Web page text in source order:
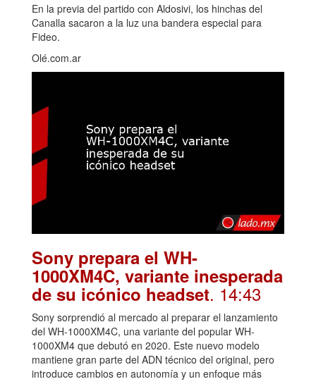
En la previa del partido con Aldosivi, los hinchas del
Canalla sacaron a la luz una bandera especial para
Fideo.
Olé.com.ar
Sony prepara el WH-
1000XM4C, variante inesperada
de su icónico headset. 14:43
Sony sorprendió al mercado al preparar el lanzamiento
del WH-1000XM4C, una variante del popular WH-
1000XM4 que debutó en 2020. Este nuevo modelo
mantiene gran parte del ADN técnico del original, pero
introduce cambios en autonomía y un enfoque más